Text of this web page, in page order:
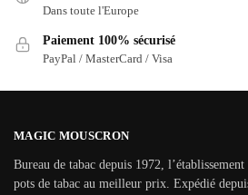
Dans toute l'Europe
Paiement 100% sécurisé
PayPal / MasterCard / Visa
MAGIC MOUSCRON
Bureau de tabac depuis 1972,
pots de tabac au meilleur prix. Expédié